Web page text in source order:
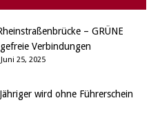
– GRÜNE
Verbindungen
25, 2025
wird ohne Führerschein